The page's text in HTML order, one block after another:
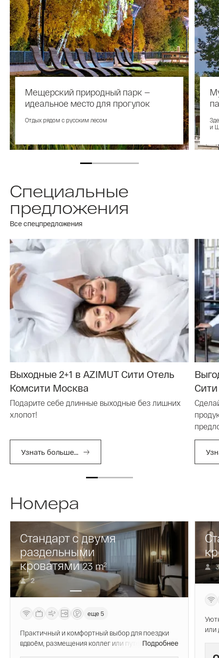
Мещерский природный парк —
идеальное место для прогулок
Отдых рядом с русским лесом
и
Специальные
предложения
Все спецпредложения
Выходные 2+1 в AZIMUT Сити Отель
Комсити Москва
Подарите себе длинные выходные без лишних
хлопот!
Узнать больше...
Номера
Стандарт с двумя
раздельными
кроватями 23 m2
2
еще 5
Практичный и комфортный выбор для поездки
вдвоём, размещения коллег или путешествия с
Подробнее
3
или